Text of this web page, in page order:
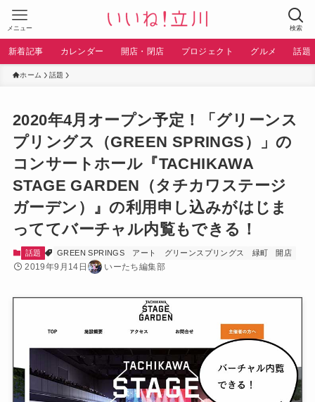
検索
メニュー
新着記事 カレンダー 開店・閉店 プロジェクト グルメ 話題
ホーム 話題
2020年4月オープン予定！「グリーンス
プリングス（GREEN SPRINGS）」の
コンサートホール『TACHIKAWA
STAGE GARDEN（タチカワステージ
ガーデン）』の利用申し込みがはじま
っててバーチャル内覧もできる！
話題 GREEN SPRINGS アート グリーンスプリングス 緑町 開店
2019年9月14日 いーたち編集部